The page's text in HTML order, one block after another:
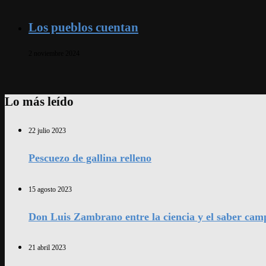
Los pueblos cuentan
Lo más leído
22 julio 2023
Pescuezo de gallina relleno
15 agosto 2023
Don Luis Zambrano entre la ciencia y el saber
21 abril 2023